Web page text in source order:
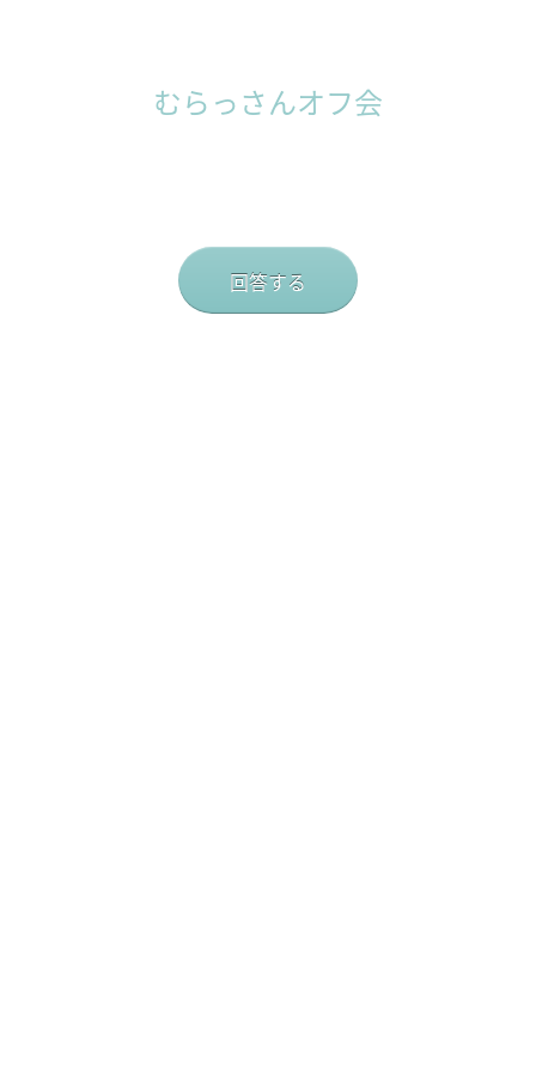
むらっさんオフ会
回答する